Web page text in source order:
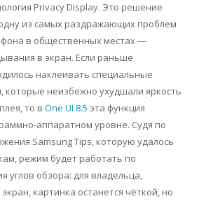
Privacy Display. Это решение
из самых раздражающих проблем
в общественных местах —
в экран. Если раньше
наклеивать специальные
неизбежно ухудшали яркость
то в One UI 8.5 эта функция
аппаратном уровне. Судя по
Samsung Tips, которую удалось
режим будет работать по
углов обзора: для владельца,
картинка останется чёткой, но